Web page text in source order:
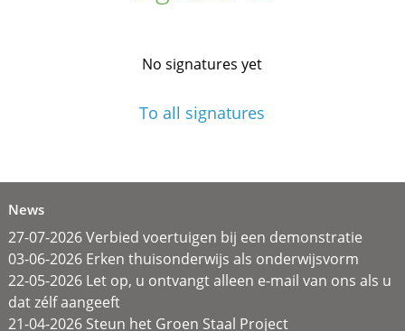
No signatures yet
To all signatures
News
27-07-2026 Verbied voertuigen bij een demonstratie
03-06-2026 Erken thuisonderwijs als onderwijsvorm
22-05-2026 Let op, u ontvangt alleen e-mail van ons als u
dat zélf aangeeft
21-04-2026 Steun het Groen Staal Project